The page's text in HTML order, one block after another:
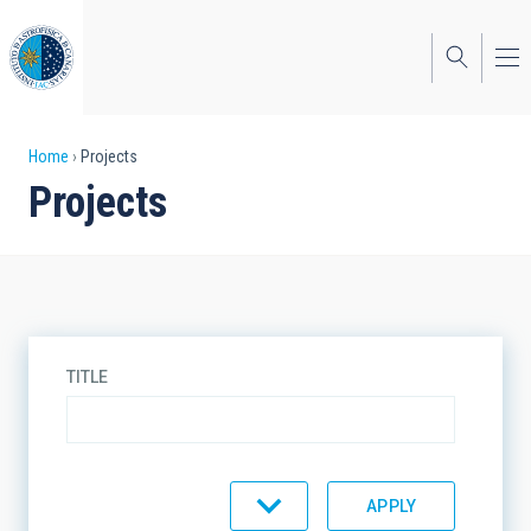
to
main
content
Breadcrumb
Home Projects
Projects
TITLE